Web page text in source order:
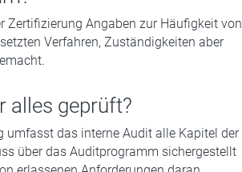
Zertifizierung Angaben zur Häufigkeit von
Verfahren, Zuständigkeiten aber
alles geprüft?
umfasst das interne Audit alle Kapitel der
über das Auditprogramm sichergestellt